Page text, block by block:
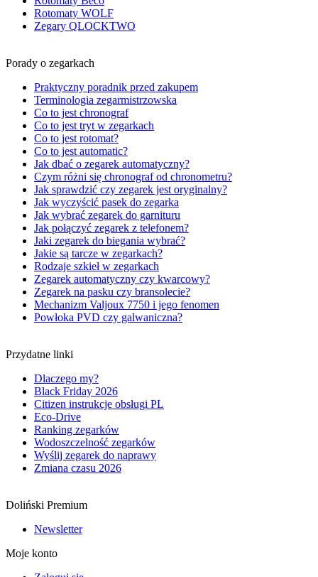
Rotomaty WOLF
Zegary QLOCKTWO
Porady o zegarkach
Praktyczny poradnik przed zakupem
Terminologia zegarmistrzowska
Co to jest chronograf
Co to jest tryt w zegarkach
Co to jest rotomat?
Co to jest automatic?
Jak dbać o zegarek automatyczny?
Czym różni się chronograf od chronometru?
Jak sprawdzić czy zegarek jest oryginalny?
Jak wyczyścić pasek do zegarka
Jak wybrać zegarek do garnituru
Jak połączyć zegarek z telefonem?
Jaki zegarek do biegania wybrać?
Jakie są tarcze w zegarkach?
Rodzaje szkieł w zegarkach
Zegarek automatyczny czy kwarcowy?
Zegarek na pasku czy bransolecie?
Mechanizm Valjoux 7750 i jego fenomen
Powłoka PVD czy galwaniczna?
Przydatne linki
Dlaczego my?
Black Friday 2026
Citizen instrukcje obsługi PL
Eco-Drive
Ranking zegarków
Wodoszczelność zegarków
Wyślij zegarek do naprawy
Zmiana czasu 2026
Doliński Premium
Newsletter
Moje konto